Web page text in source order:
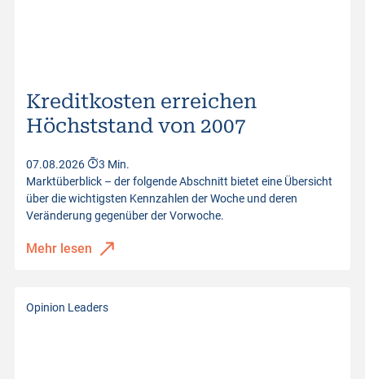
Kreditkosten erreichen
Höchststand von 2007
07.08.2026
3 Min.
Marktüberblick – der folgende Abschnitt bietet eine Übersicht
über die wichtigsten Kennzahlen der Woche und deren
Veränderung gegenüber der Vorwoche.
Mehr lesen
Opinion Leaders